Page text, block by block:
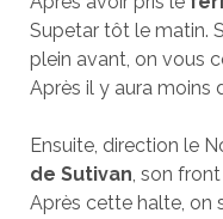
Supetar tôt le matin.
plein avant, on vous
Après il y aura moins
Ensuite, direction le
de Sutivan, son
Après cette halte, on